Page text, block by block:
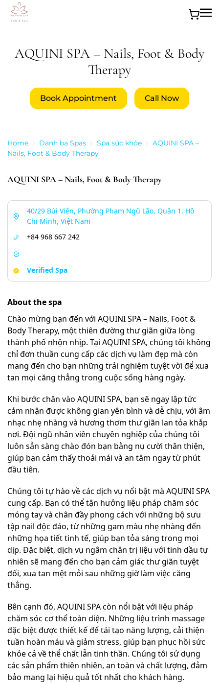
AQUINI SPA – Nails, Foot & Body
Therapy
Book Appointment Call Now
Home Danh bạ Spas Spa sức khỏe
AQUINI SPA –
Nails, Foot & Body Therapy
AQUINI SPA – Nails, Foot & Body Therapy
40/29 Bùi Viện, Phường Phạm Ngũ Lão, Quận 1, Hồ
Chí Minh, Việt Nam
+84 968 667 242
Verified Spa
About the spa
Chào mừng bạn đến với AQUINI SPA – Nails, Foot &
Body Therapy, một thiên đường thư giãn giữa lòng
thành phố nhộn nhịp. Tại AQUINI SPA, chúng tôi không
chỉ đơn thuần cung cấp các dịch vụ làm đẹp mà còn
mang đến cho bạn những trải nghiệm tuyệt vời để xua
tan mọi căng thẳng trong cuộc sống hàng ngày.
Khi bước chân vào AQUINI SPA, bạn sẽ ngay lập tức
cảm nhận được không gian yên bình và dễ chịu, với âm
nhạc nhẹ nhàng và hương thơm thư giãn lan tỏa khắp
nơi. Đội ngũ nhân viên chuyên nghiệp của chúng tôi
luôn sẵn sàng chào đón bạn bằng nụ cười thân thiện,
giúp bạn cảm thấy thoải mái và an tâm ngay từ phút
đầu tiên.
Chúng tôi tự hào về các dịch vụ nổi bật mà AQUINI SPA
cung cấp. Bạn có thể tận hưởng liệu pháp chăm sóc
móng tay và chân đầy phong cách với những bộ sưu
tập nail độc đáo, từ những gam màu nhẹ nhàng đến
những họa tiết tinh tế, giúp bạn tỏa sáng trong mọi
dịp. Đặc biệt, dịch vụ ngâm chân trị liệu với tinh dầu tự
nhiên sẽ mang đến cho bạn cảm giác thư giãn tuyệt
đối, xua tan mệt mỏi sau những giờ làm việc căng
thẳng.
Bên cạnh đó, AQUINI SPA còn nổi bật với liệu pháp
chăm sóc cơ thể toàn diện. Những liệu trình massage
đặc biệt được thiết kế để tái tạo năng lượng, cải thiện
tuần hoàn máu và giảm stress, giúp bạn phục hồi sức
khỏe cả về thể chất lẫn tinh thần. Chúng tôi sử dụng
các sản phẩm thiên nhiên, an toàn và chất lượng, đảm
bảo mang lại hiệu quả tốt nhất cho khách hàng.